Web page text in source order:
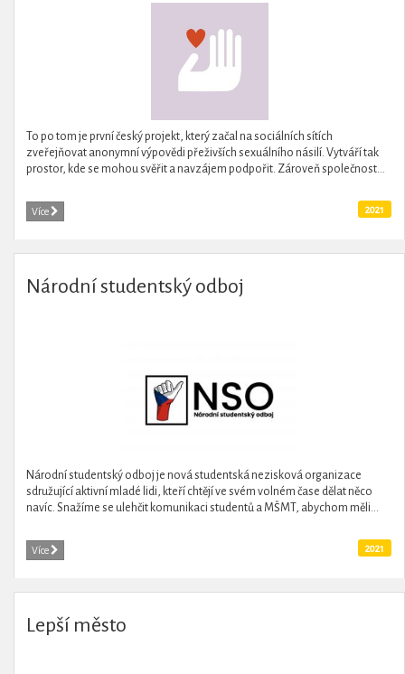
To po tom je první český projekt, který začal na sociálních sítích
zveřejňovat anonymní výpovědi přeživších sexuálního násilí. Vytváří tak
prostor, kde se mohou svěřit a navzájem podpořit. Zároveň společnost...
Více 2021
Národní studentský odboj
Národní studentský odboj je nová studentská nezisková organizace
sdružující aktivní mladé lidi, kteří chtějí ve svém volném čase dělat něco
navíc. Snažíme se ulehčit komunikaci studentů a MŠMT, abychom měli...
Více 2021
Lepší město